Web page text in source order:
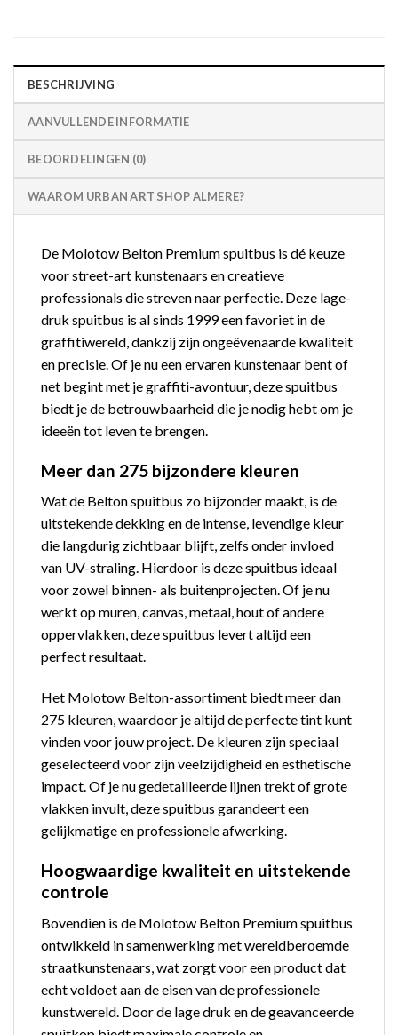
BESCHRIJVING
AANVULLENDE INFORMATIE
BEOORDELINGEN (0)
WAAROM URBAN ART SHOP ALMERE?
De Molotow Belton Premium spuitbus is dé keuze
voor street-art kunstenaars en creatieve
professionals die streven naar perfectie. Deze lage-
druk spuitbus is al sinds 1999 een favoriet in de
graffitiwereld, dankzij zijn ongeëvenaarde kwaliteit
en precisie. Of je nu een ervaren kunstenaar bent of
net begint met je graffiti-avontuur, deze spuitbus
biedt je de betrouwbaarheid die je nodig hebt om je
ideeën tot leven te brengen.
Meer dan 275 bijzondere kleuren
Wat de Belton spuitbus zo bijzonder maakt, is de
uitstekende dekking en de intense, levendige kleur
die langdurig zichtbaar blijft, zelfs onder invloed
van UV-straling. Hierdoor is deze spuitbus ideaal
voor zowel binnen- als buitenprojecten. Of je nu
werkt op muren, canvas, metaal, hout of andere
oppervlakken, deze spuitbus levert altijd een
perfect resultaat.
Het Molotow Belton-assortiment biedt meer dan
275 kleuren, waardoor je altijd de perfecte tint kunt
vinden voor jouw project. De kleuren zijn speciaal
geselecteerd voor zijn veelzijdigheid en esthetische
impact. Of je nu gedetailleerde lijnen trekt of grote
vlakken invult, deze spuitbus garandeert een
gelijkmatige en professionele afwerking.
Hoogwaardige kwaliteit en uitstekende
controle
Bovendien is de Molotow Belton Premium spuitbus
ontwikkeld in samenwerking met wereldberoemde
straatkunstenaars, wat zorgt voor een product dat
echt voldoet aan de eisen van de professionele
kunstwereld. Door de lage druk en de geavanceerde